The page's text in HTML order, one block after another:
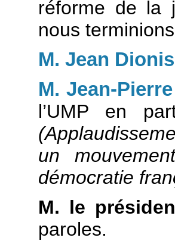
réforme de la
nous
M. Jean
M. Jean-
l’UMP en
un
démocratie
M. le
paroles.